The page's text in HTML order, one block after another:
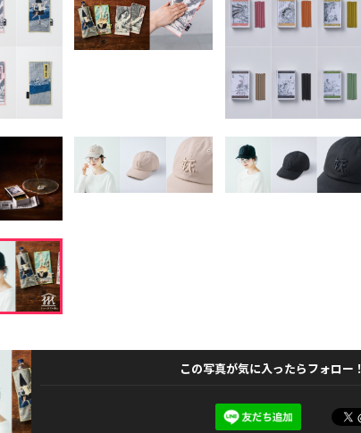
この写真が気に入ったらフォロー！